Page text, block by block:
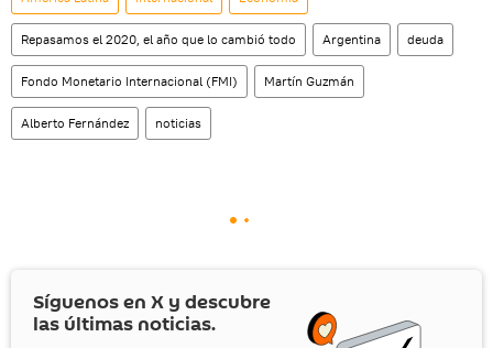
Repasamos el 2020, el año que lo cambió todo Argentina deuda
Fondo Monetario Internacional (FMI) Martín Guzmán
Alberto Fernández noticias
Síguenos en X y descubre
las últimas noticias.